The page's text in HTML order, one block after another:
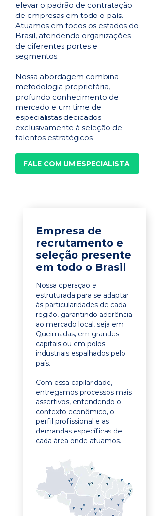
elevar o padrão de contratação
de empresas em todo o país.
Atuamos em todos os estados do
Brasil, atendendo organizações
de diferentes portes e
segmentos.
Nossa abordagem combina
metodologia proprietária,
profundo conhecimento de
mercado e um time de
especialistas dedicados
exclusivamente à seleção de
talentos estratégicos.
FALE COM UM ESPECIALISTA
Empresa de
recrutamento e
seleção presente
em todo o Brasil
Nossa operação é
estruturada para se adaptar
às particularidades de cada
região, garantindo aderência
ao mercado local, seja em
Queimadas, em grandes
capitais ou em polos
industriais espalhados pelo
país.
Com essa capilaridade,
entregamos processos mais
assertivos, entendendo o
contexto econômico, o
perfil profissional e as
demandas específicas de
cada área onde atuamos.